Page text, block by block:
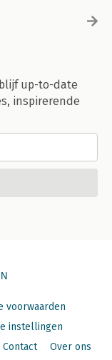
up-to-date
inspirerende
voorwaarden
instellingen
Over ons